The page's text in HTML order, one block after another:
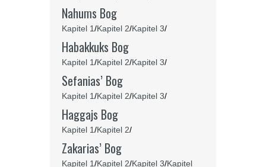
Nahums Bog
Kapitel 1/Kapitel 2/Kapitel 3/
Habakkuks Bog
Kapitel 1/Kapitel 2/Kapitel 3/
Sefanias’ Bog
Kapitel 1/Kapitel 2/Kapitel 3/
Haggajs Bog
Kapitel 1/Kapitel 2/
Zakarias’ Bog
Kapitel 1/Kapitel 2/Kapitel 3/Kapitel